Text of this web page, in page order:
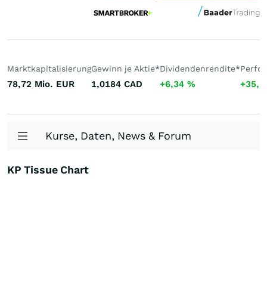
Marktkapitalisierung
78,72 Mio. EUR
Gewinn je Aktie*
1,0184 CAD
Dividendenrendite*
+6,34 %
Kurse, Daten, News & Forum
KP Tissue Chart